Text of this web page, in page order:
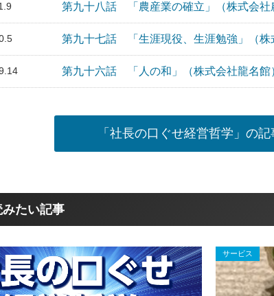
第九十八話 「農産業の確立」（株式会社
第九十七話 「生涯現役、生涯勉強」（株
第九十六話 「人の和」（株式会社龍名館
「社長の口ぐせ経営哲学」の
たい記事
サービス